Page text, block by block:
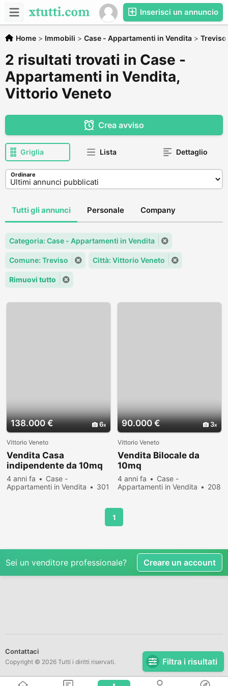
Inserisci un annuncio
Home > Immobili > Case - Appartamenti in Vendita > Treviso
2 risultati trovati in Case -
Appartamenti in Vendita,
Vittorio Veneto
Filtra i risultati
Crea avviso
Griglia Lista Dettaglio
Ordinare
Tutti gli annunci Personale Company
Categoria: Case - Appartamenti in Vendita
Comune: Treviso Città: Vittorio Veneto
Rimuovi tutto
138.000 € 6
Vittorio Veneto
Vendita Casa
indipendente da 10mq
4 anni fa
Case -
Appartamenti in Vendita
301
90.000 € 3
Vittorio Veneto
Vendita Bilocale da
10mq
4 anni fa
Case -
Appartamenti in Vendita
208
1
Sei un venditore professionale? Creare un account
Contattaci
Copyright © 2026 Tutti i diritti riservati.